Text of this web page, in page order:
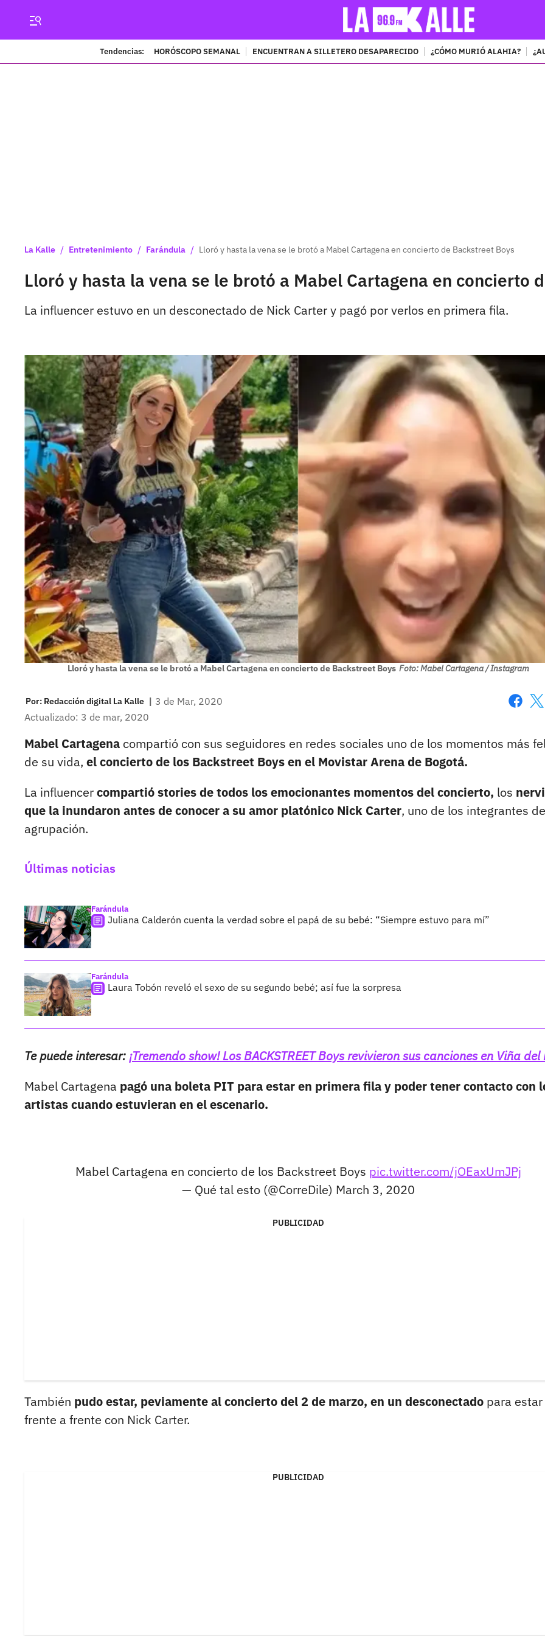
Tendencias: HORÓSCOPO SEMANAL ENCUENTRAN A SILLETERO DESAPARECIDO ¿CÓMO MURIÓ ALAHIA?
La Kalle / Entretenimiento / Farándula / Lloró y hasta la vena se le brotó a Mabel Cartagena en concierto de Backstreet Boys
Lloró y hasta la vena se le brotó a Mabel Cartagena en concierto
La influencer estuvo en un desconectado de Nick Carter y pagó por verlos en primera fila.
Lloró y hasta la vena se le brotó a Mabel Cartagena en concierto de Backstreet Boys Foto: Mabel Cartagena / Instagram
Por: Redacción digital La Kalle | 3 de Mar, 2020
Actualizado: 3 de mar, 2020
Mabel Cartagena compartió con sus seguidores en redes sociales uno de los momentos más
de su vida, el concierto de los Backstreet Boys en el Movistar Arena de Bogotá.
La influencercompartió stories de todos los emocionantes momentos del concierto, los
que la inundaron antes de conocer a su amor platónico Nick Carter, uno de los integrantes
agrupación.
Últimas noticias
Farándula
Juliana Calderón cuenta la verdad sobre el papá de su bebé: “Siempre estuvo para mí”
Farándula
Laura Tobón reveló el sexo de su segundo bebé; así fue la sorpresa
Te puede interesar: ¡Tremendo show! Los BACKSTREET Boys revivieron sus canciones en Viña del
Mabel Cartagena pagó una boleta PIT para estar en primera fila y poder tener contacto con
artistas cuando estuvieran en el escenario.
Mabel Cartagena en concierto de los Backstreet Boys pic.twitter.com/jOEaxUmJPj
— Qué tal esto (@CorreDile) March 3, 2020
PUBLICIDAD
También pudo estar, peviamente al concierto del 2 de marzo, en un desconectado para estar
frente a frente con Nick Carter.
PUBLICIDAD